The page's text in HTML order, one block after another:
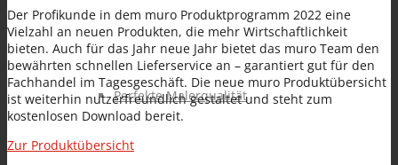
Perfekte Malerqualität
Der Profikunde in dem muro Produktprogramm 2022 eine
Vielzahl an neuen Produkten, die mehr Wirtschaftlichkeit
bieten. Auch für das Jahr neue Jahr bietet das muro Team den
bewährten schnellen Lieferservice an – garantiert gut für den
Fachhandel im Tagesgeschäft. Die neue muro Produktübersicht
ist weiterhin nutzerfreundlich gestaltet und steht zum
kostenlosen Download bereit.
Zur Produktübersicht